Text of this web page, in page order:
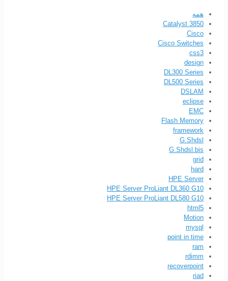
همه
Catalyst 3850
Cisco
Cisco Switches
css3
design
DL300 Series
DL500 Series
DSLAM
eclipse
EMC
Flash Memory
framework
G.Shdsl
G.Shdsl.bis
grid
hard
HPE Server
HPE Server ProLiant DL360 G10
HPE Server ProLiant DL580 G10
html5
Motion
mysql
point in time
ram
rdimm
recoverpoint
riad